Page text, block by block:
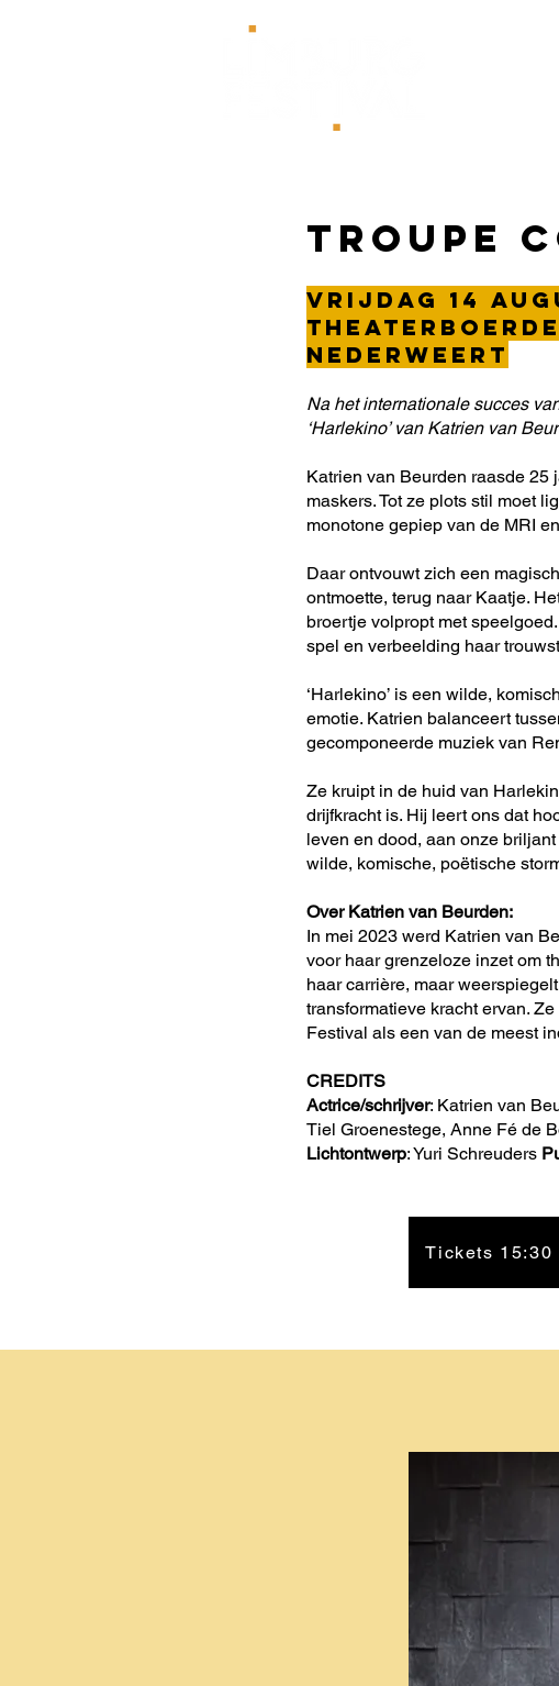
Troupe
Vrijdag 14
Nederweert
Na het internationale succes
‘Harlekino’ van Katrien van
Katrien van Beurden raasde 25
maskers. Tot ze plots stil moet
monotone gepiep van de MRI
Daar ontvouwt zich een
ontmoette, terug naar Kaatje.
broertje volpropt met
spel en verbeelding haar
‘Harlekino’ is een wilde,
emotie. Katrien balanceert
gecomponeerde muziek van
Ze kruipt in de huid van
drijfkracht is. Hij leert ons dat
leven en dood, aan onze
wilde, komische, poëtische
Over Katrien van Beurden:
In mei 2023 werd Katrien van
voor haar grenzeloze inzet om
haar carrière, maar
transformatieve kracht ervan.
Festival als een van de meest
CREDITS
Actrice/schrijver: Katrien van
Tiel Groenestege, Anne Fé de
Lichtontwerp: Yuri Schreuders
Tickets 15:30